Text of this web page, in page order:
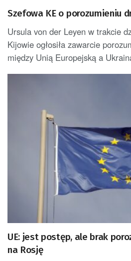
Szefowa KE o porozumieniu
Ursula von der Leyen w trakcie
Kijowie ogłosiła zawarcie
między Unią Europejską a
UE: jest postęp, ale brak
na Rosję